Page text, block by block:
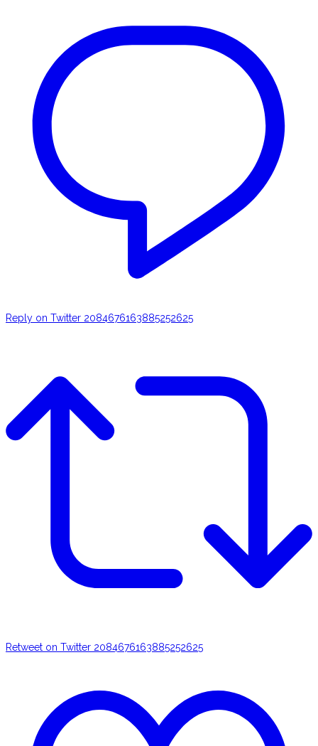
Reply on Twitter 2084676163885252625
Retweet on Twitter 2084676163885252625